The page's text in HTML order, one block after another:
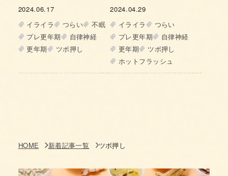
症状もスーッと緩和 –
【イライラ】【不眠】
「綿棒顔ツボ押し」で
心と身体を軽やかに
2024.06.17
イライラ
つらい
不眠
プレ更年期
自律神経
更年期
ツボ押し
症状もスーッと緩和 –
【ホットフラッシュ】
「綿棒顔ツボ押し」で
心と身体を軽やかに
Vol.1
2024.04.29
イライラ
つらい
プレ更年期
自律神経
更年期
ツボ押し
ホットフラッシュ
HOME 新着記事一覧 ツボ押し